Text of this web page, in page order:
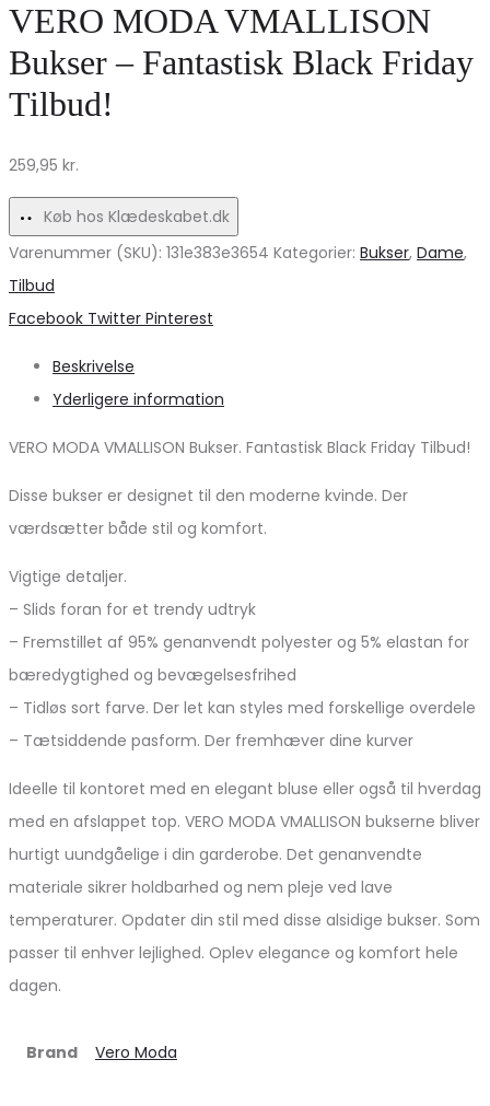
til
varme
dage
Giallo
Cold
Tilbud!
VERO MODA VMALLISON
Bukser – Fantastisk Black Friday
Tilbud!
259,95 kr.
Køb hos Klædeskabet.dk
Varenummer (SKU): 131e383e3654 Kategorier: Bukser, Dame,
Tilbud
Share
Facebook Twitter Pinterest
Beskrivelse
Yderligere information
VERO MODA VMALLISON Bukser. Fantastisk Black Friday Tilbud!
Disse bukser er designet til den moderne kvinde. Der
værdsætter både stil og komfort.
Vigtige detaljer.
– Slids foran for et trendy udtryk
– Fremstillet af 95% genanvendt polyester og 5% elastan for
bæredygtighed og bevægelsesfrihed
– Tidløs sort farve. Der let kan styles med forskellige overdele
– Tætsiddende pasform. Der fremhæver dine kurver
Ideelle til kontoret med en elegant bluse eller også til hverdag
med en afslappet top. VERO MODA VMALLISON bukserne bliver
hurtigt uundgåelige i din garderobe. Det genanvendte
materiale sikrer holdbarhed og nem pleje ved lave
temperaturer. Opdater din stil med disse alsidige bukser. Som
passer til enhver lejlighed. Oplev elegance og komfort hele
dagen.
Brand Vero Moda